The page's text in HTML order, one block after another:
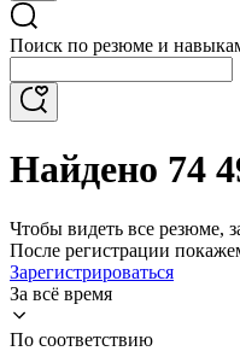
Поиск по резюме и
Найдено 74
Чтобы видеть все резюме,
После регистрации
Зарегистрироваться
За всё время
По соответствию